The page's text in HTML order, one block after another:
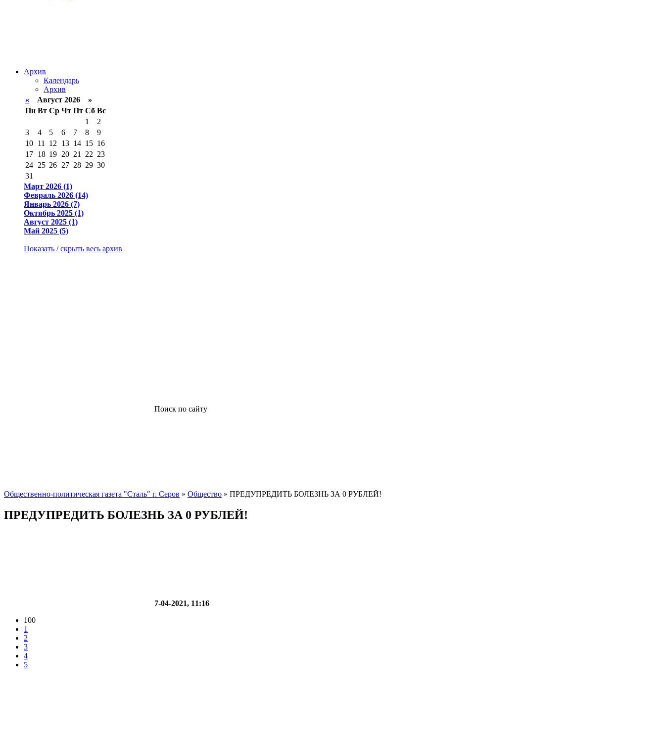
Архив
Календарь
Архив
« Август 2026 »
Пн Вт Ср Чт Пт Сб Вс
1
2
3
4 5 6 7 8
9
10 11 12 13 14 15 16
17 18 19 20 21 22 23
24 25 26 27 28 29 30
31
Март 2026 (1)
Февраль 2026 (14)
Январь 2026 (7)
Октябрь 2025 (1)
Август 2025 (1)
Май 2025 (5)
Показать / скрыть весь архив
Поиск по сайту
Общественно-политическая газета "Сталь" г. Серов » Общество » ПРЕДУПРЕДИТЬ БОЛЕЗНЬ ЗА 0 РУБЛЕЙ!
ПРЕДУПРЕДИТЬ БОЛЕЗНЬ ЗА 0 РУБЛЕЙ!
7-04-2021, 11:16
100
1
2
3
4
5